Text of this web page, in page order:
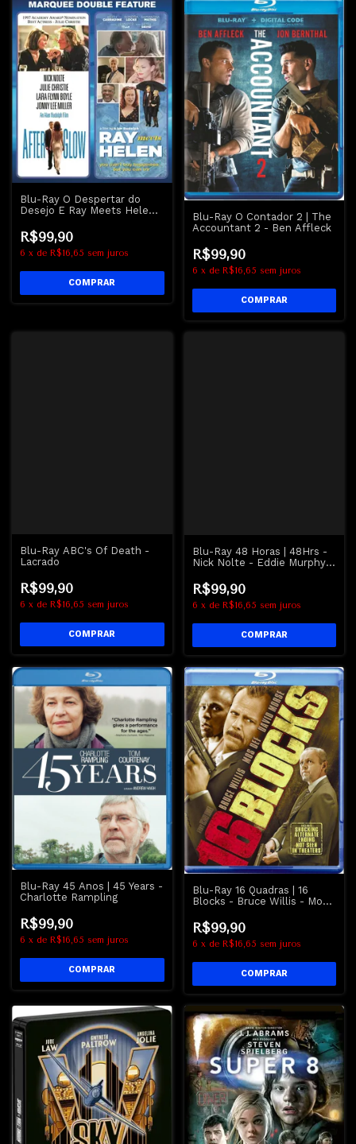
Blu-Ray O Despertar do
Desejo E Ray Meets Helen |
R$99,90
6 x de R$16,65 sem juros
Blu-Ray O Contador 2 | The
Accountant 2 - Ben Affleck
R$99,90
6 x de R$16,65 sem juros
Blu-Ray ABC's Of Death -
Lacrado
R$99,90
6 x de R$16,65 sem juros
Blu-Ray 48 Horas | 48Hrs -
Nick Nolte - Eddie Murphy -
R$99,90
6 x de R$16,65 sem juros
Blu-Ray 45 Anos | 45 Years -
Charlotte Rampling
R$99,90
6 x de R$16,65 sem juros
Blu-Ray 16 Quadras | 16
Blocks - Bruce Willis - Mos
R$99,90
6 x de R$16,65 sem juros